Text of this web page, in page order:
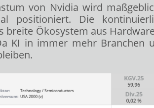
von Nvidia wird
positioniert. Die
breite Ökosystem aus
KI in immer mehr Branchen